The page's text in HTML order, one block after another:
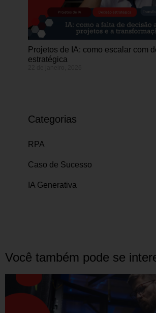
Projetos de IA: como escalar com
estratégica
Categorias
RPA
Caso de Sucesso
IA Generativa
Você também pode se